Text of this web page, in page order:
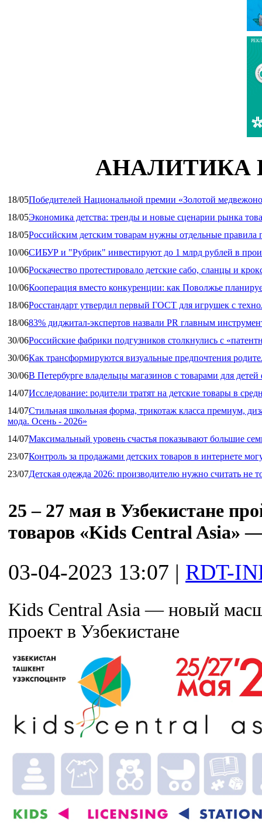
АНАЛИТИКА
18/05Победителей Национальной премии «Золотой
18/05Экономика детства: тренды и новые сценарии рынка
18/05Российским детским товарам нужны отдельные правила
10/06СИБУР и "Рубрик" инвестируют до 1 млрд рублей в
10/06Роскачество протестировало детские сабо, сланцы и
10/06Кооперация вместо конкуренции: как Поволжье
18/06Росстандарт утвердил первый ГОСТ для игрушек с
18/0683% диджитал‑экспертов назвали PR главным
30/06Российские фабрики подгузников столкнулись с
30/06Как трансформируются визуальные предпочтения
30/06В Петербурге владельцы магазинов с товарами для
14/07Исследование: родители тратят на детские товары в
14/07Стильная школьная форма, трикотаж класса премиум,
мода. Осень - 2026»
14/07Максимальный уровень счастья показывают большие
23/07Контроль за продажами детских товаров в интернете
23/07Детская одежда 2026: производителю нужно считать не
25 – 27 мая в Узбекистане
товаров «Kids Central Asia»
03-04-2023 13:07 | RDT-
Kids Central Asia — новый
проект в Узбекистане